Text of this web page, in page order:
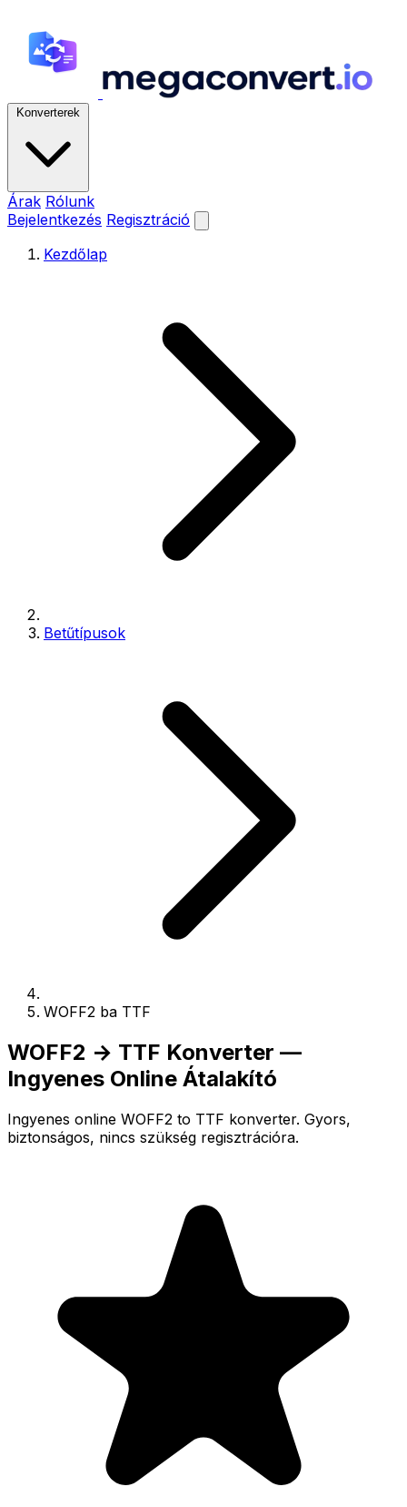
Konverterek
Árak Rólunk
Bejelentkezés Regisztráció
Kezdőlap
Betűtípusok
WOFF2 ba TTF
WOFF2 → TTF Konverter —
Ingyenes Online Átalakító
Ingyenes online WOFF2 to TTF konverter. Gyors,
biztonságos, nincs szükség regisztrációra.